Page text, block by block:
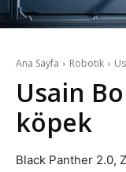
Ana Sayfa Robotik
Usain
köpek
Black Panther 2.0,